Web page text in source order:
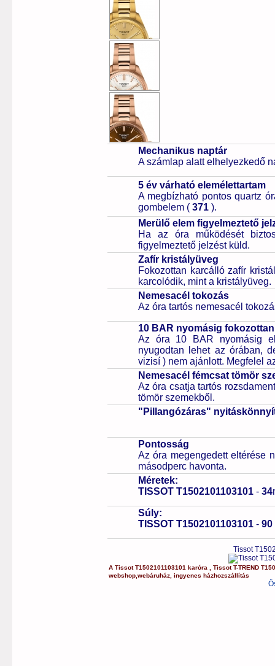
Mechanikus naptár
A számlap alatt elhelyezkedő
5 év várható elemélettartam
A megbízható pontos quartz
gombelem ( 371 ).
Merülő elem figyelmeztető
Ha az óra működését
figyelmeztető jelzést küld.
Zafír kristályüveg
Fokozottan karcálló zafír
karcolódik, mint a kristályüveg.
Nemesacél tokozás
Az óra tartós nemesacél
10 BAR nyomásig
Az óra 10 BAR nyomásig
nyugodtan lehet az órában,
vizisí ) nem ajánlott. Megfelel
Nemesacél fémcsat tömör
Az óra csatja tartós
tömör szemekből.
"Pillangózáras"
Pontosság
Az óra megengedett eltérése
másodperc havonta.
Méretek:
TISSOT T1502101103101 - 34
Súly:
TISSOT T1502101103101 - 90
Tissot
ATissot T1502101103101 karóra ,Tissot T-TREND
webshop ,webáruház ,ingyenes házhozszállítás